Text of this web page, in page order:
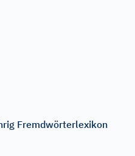
Fremdwörterlexikon